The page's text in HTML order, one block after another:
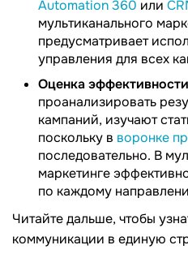
Automation 360 или
мультиканального
предусматривает
управления для всех
Оценка
проанализировать
кампаний, изучают
поскольку в воронке
последовательно. В
маркетинге
по каждому
Читайте дальше, чтобы
коммуникации в единую